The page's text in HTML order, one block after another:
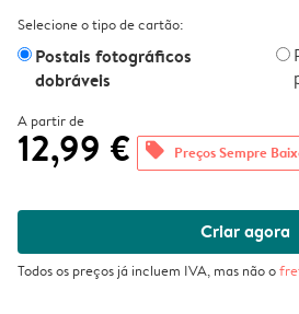
Selecione o tipo de cartão:
Postais fotográficos
dobráveis
A partir de
12,99 € offers Preços Sempre
Criar agora
Todos os preços já incluem IVA, mas não o